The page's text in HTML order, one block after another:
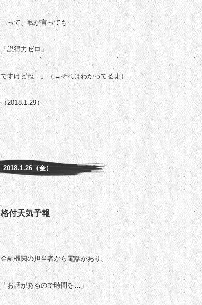
…って、私が言っても
「説得力ゼロ」
ですけどね…。（←それはわかってるよ）
（2018.1.29）
2018.1.26（金）
格付天気予報
金融機関の担当者から電話があり、
「お話があるので時間を…」